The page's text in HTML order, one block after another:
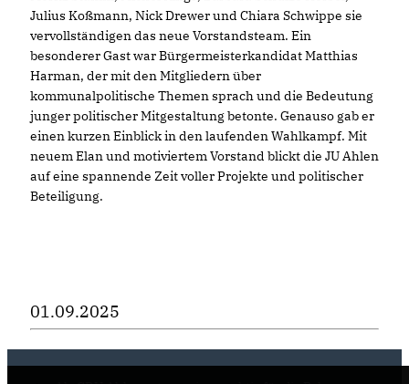
Julius Koßmann, Nick Drewer und Chiara Schwippe sie
vervollständigen das neue Vorstandsteam. Ein
besonderer Gast war Bürgermeisterkandidat Matthias
Harman, der mit den Mitgliedern über
kommunalpolitische Themen sprach und die Bedeutung
junger politischer Mitgestaltung betonte. Genauso gab er
einen kurzen Einblick in den laufenden Wahlkampf. Mit
neuem Elan und motiviertem Vorstand blickt die JU Ahlen
auf eine spannende Zeit voller Projekte und politischer
Beteiligung.
01.09.2025